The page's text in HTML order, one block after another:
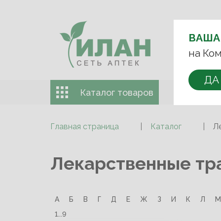
ВЫБЕРИТЕ
ВАША
на
ДА
+7
Каталог товаров Доставка
Главная страница Каталог
Лекарственные
А Б В Г Д Е Ж З И К Л М
1...9